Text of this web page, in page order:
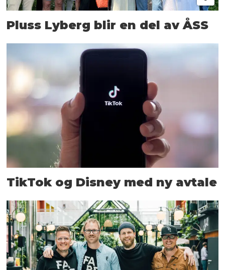
Pluss Lyberg blir en del av ÅSS
TikTok og Disney med ny avtale